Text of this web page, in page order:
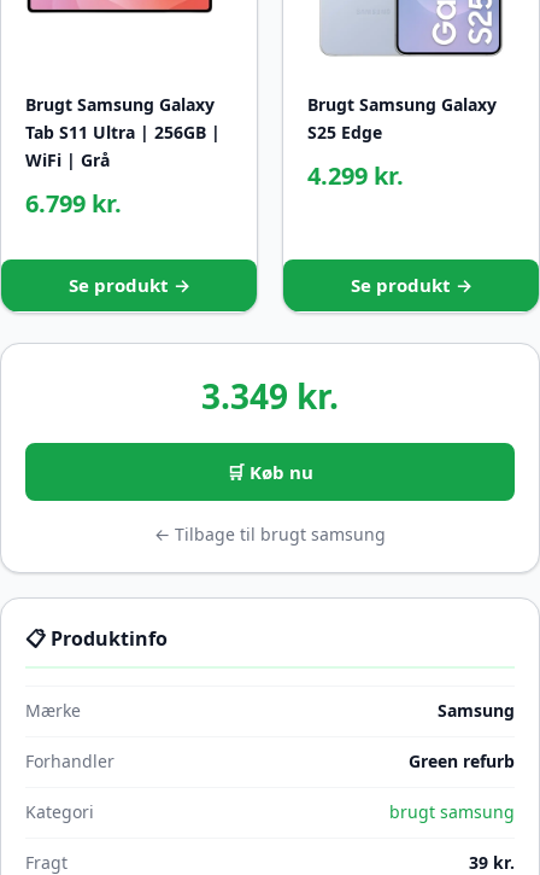
Brugt Samsung Galaxy
Tab S11 Ultra | 256GB |
WiFi | Grå
6.799 kr.
Se produkt →
Brugt Samsung Galaxy
S25 Edge
4.299 kr.
Se produkt →
3.349 kr.
🛒 Køb nu
← Tilbage til brugt samsung
📋 Produktinfo
Mærke Samsung
Forhandler Green refurb
Kategori brugt samsung
Fragt 39 kr.